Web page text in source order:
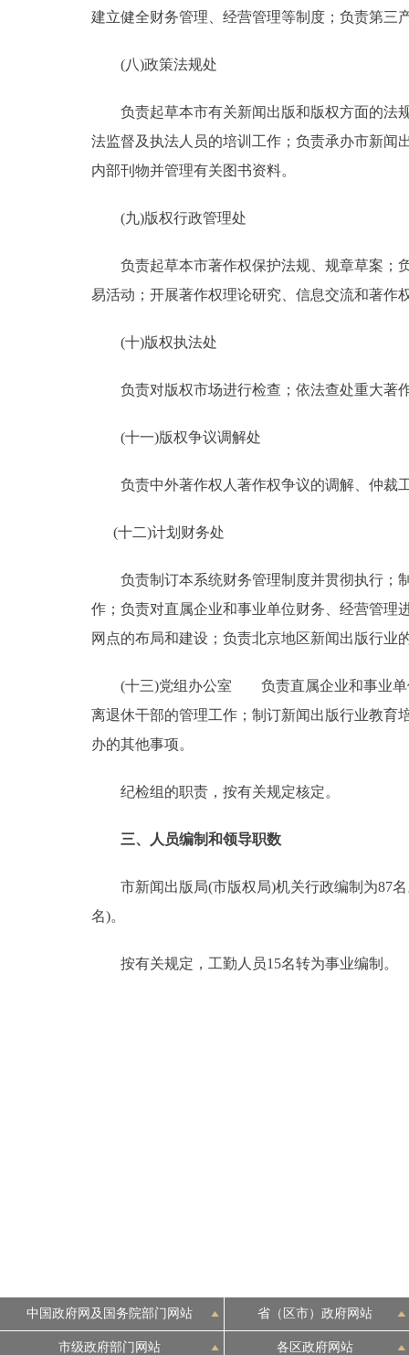
建立健全财务管理、经营管理等制度；负责第三
(八)政策法规处
负责起草本市有关新闻出版和版权方面的法规
法监督及执法人员的培训工作；负责承办市新闻
内部刊物并管理有关图书资料。
(九)版权行政管理处
负责起草本市著作权保护法规、规章草案；负
易活动；开展著作权理论研究、信息交流和著作
(十)版权执法处
负责对版权市场进行检查；依法查处重大著
(十一)版权争议调解处
负责中外著作权人著作权争议的调解、仲裁
(十二)计划财务处
负责制订本系统财务管理制度并贯彻执行；制
作；负责对直属企业和事业单位财务、经营管理
网点的布局和建设；负责北京地区新闻出版行业
(十三)党组办公室 负责直属企业和事业单位
离退休干部的管理工作；制订新闻出版行业教育
办的其他事项。
纪检组的职责，按有关规定核定。
三、人员编制和领导职数
市新闻出版局(市版权局)机关行政编制为87名
名)。
按有关规定，工勤人员15名转为事业编制。
中国政府网及国务院部门网站 省（区市）政府网站
市级政府部门网站 各区政府网站